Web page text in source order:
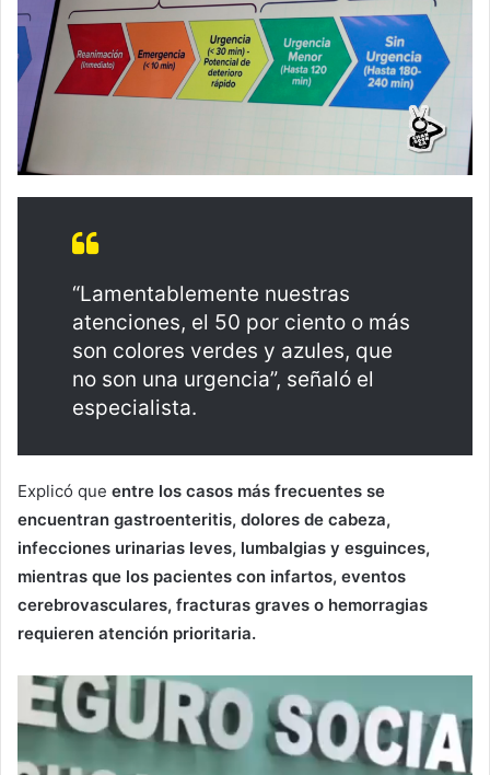
“Lamentablemente nuestras
atenciones, el 50 por ciento o más
son colores verdes y azules, que
no son una urgencia”, señaló el
especialista.
Explicó que entre los casos más frecuentes se
encuentran gastroenteritis, dolores de cabeza,
infecciones urinarias leves, lumbalgias y esguinces,
mientras que los pacientes con infartos, eventos
cerebrovasculares, fracturas graves o hemorragias
requieren atención prioritaria.